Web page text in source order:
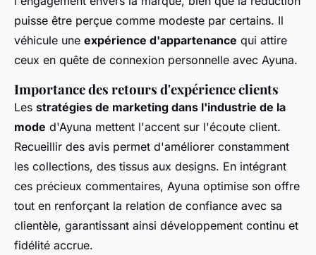
puisse être perçue comme modeste par certains. Il
véhicule une expérience d'appartenance qui attire
ceux en quête de connexion personnelle avec Ayuna.
Importance des retours d'expérience clients
Les stratégies de marketing dans l'industrie de la
mode d'Ayuna mettent l'accent sur l'écoute client.
Recueillir des avis permet d'améliorer constamment
les collections, des tissus aux designs. En intégrant
ces précieux commentaires, Ayuna optimise son offre
tout en renforçant la relation de confiance avec sa
clientèle, garantissant ainsi développement continu et
fidélité accrue.